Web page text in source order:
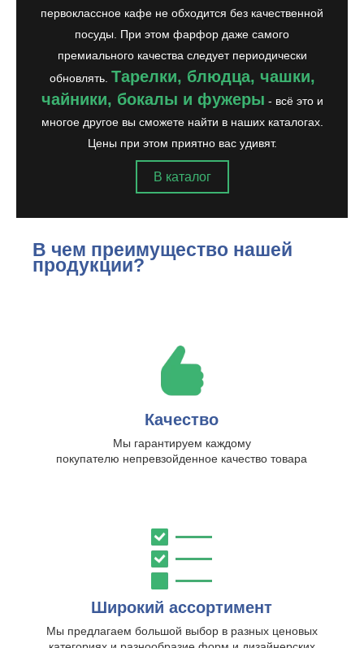
первоклассное кафе не обходится без качественной
посуды. При этом фарфор даже самого
премиального качества следует периодически
обновлять. Тарелки, блюдца, чашки,
чайники, бокалы и фужеры - всё это и
многое другое вы сможете найти в наших каталогах.
Цены при этом приятно вас удивят.
В каталог
В чем преимущество нашей
продукции?
Качество
Мы гарантируем каждому
покупателю непревзойденное качество товара
Широкий ассортимент
Мы предлагаем большой выбор в разных ценовых